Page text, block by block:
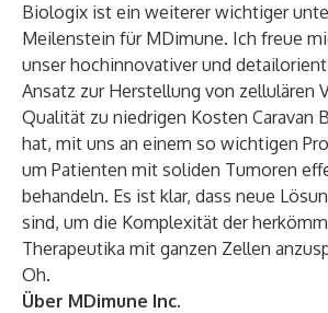
Biologix ist ein weiterer wichtiger
Meilenstein für MDimune. Ich freue
unser hochinnovativer und
Ansatz zur Herstellung von zellulären
Qualität zu niedrigen Kosten Caravan
hat, mit uns an einem so wichtigen
um Patienten mit soliden Tumoren
behandeln. Es ist klar, dass neue
sind, um die Komplexität der
Therapeutika mit ganzen Zellen
Oh.
Über MDimune Inc.